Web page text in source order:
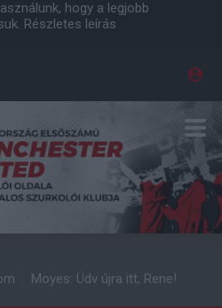
hogy a legjobb
Részletes leírás
Moyes: Üdv újra itt, Rene!